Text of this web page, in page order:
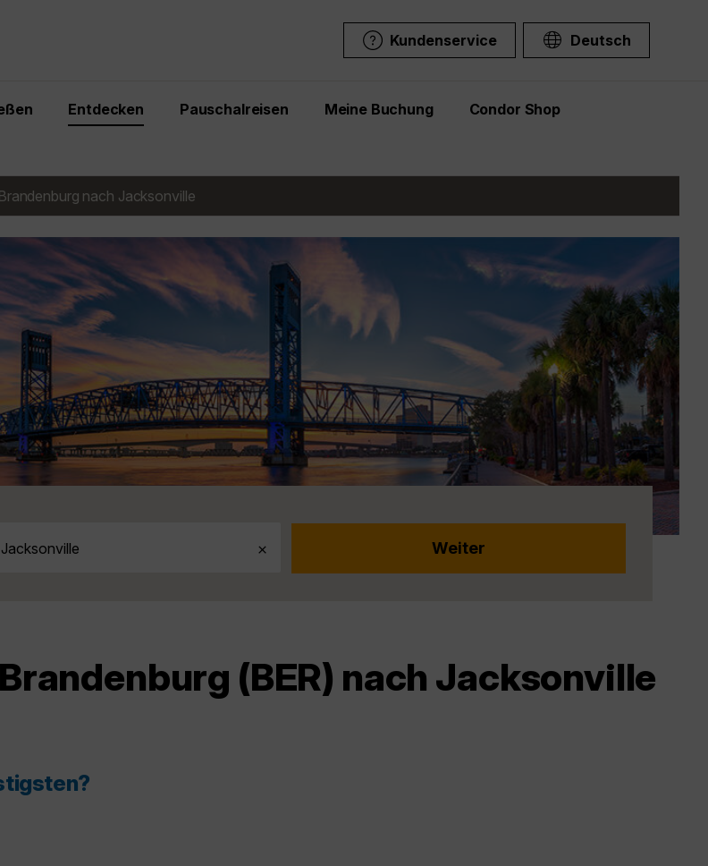
Kundenservice Deutsch
Entdecken Pauschalreisen Meine Buchung Condor Shop
nach Jacksonville
(BER) nach Jacksonville